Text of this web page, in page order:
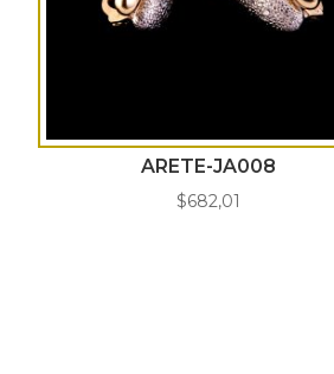
ARETE-JA008
$682,01